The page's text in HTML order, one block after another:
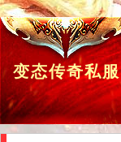
变态传奇私服